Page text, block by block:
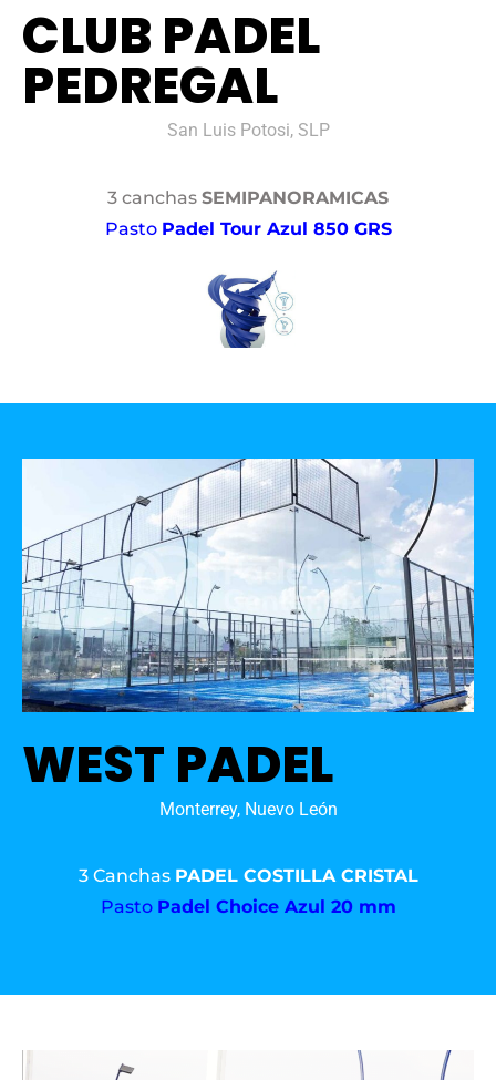
CLUB PADEL
PEDREGAL
San Luis Potosi, SLP
3 canchas SEMIPANORAMICAS
Pasto Padel Tour Azul 850 GRS
WEST PADEL
Monterrey, Nuevo León
3 Canchas PADEL COSTILLA CRISTAL
Pasto Padel Choice Azul 20 mm